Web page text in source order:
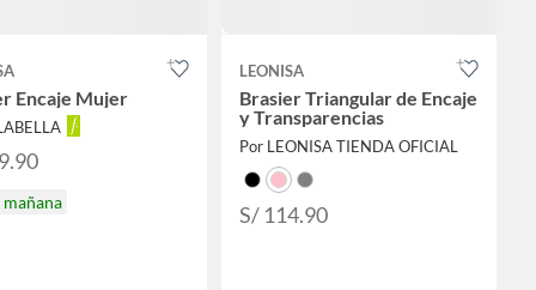
Encaje Mujer
LEONISA
Brasier Triangular de Encaje
y Transparencias
Por LEONISA TIENDA OFICIAL
S/ 114.90